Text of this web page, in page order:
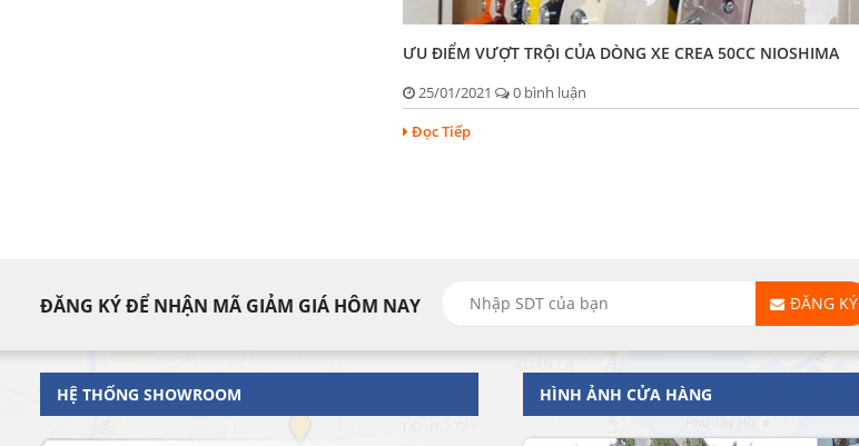
ƯU ĐIỂM VƯỢT TRỘI CỦA DÒNG XE CREA 50CC NIOSHIMA
25/01/2021
0 bình luận
Đọc Tiếp
ĐĂNG KÝ ĐỂ NHẬN MÃ GIẢM GIÁ HÔM NAY ĐĂNG KÝ
HỆ THỐNG SHOWROOM HÌNH ẢNH CỬA HÀNG